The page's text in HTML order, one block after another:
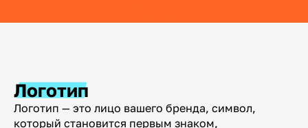
Логотип
Логотип — это лицо вашего бренда, символ,
который становится первым знаком,